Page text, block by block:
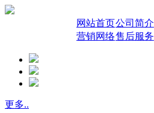
网站首页公司简介
营销网络售后服务
更多..